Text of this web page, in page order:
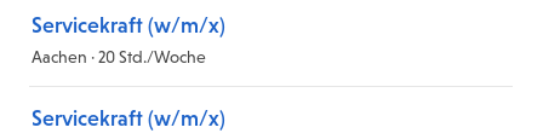
Servicekraft (w/m/x)
Aachen · 20 Std./Woche
Servicekraft (w/m/x)